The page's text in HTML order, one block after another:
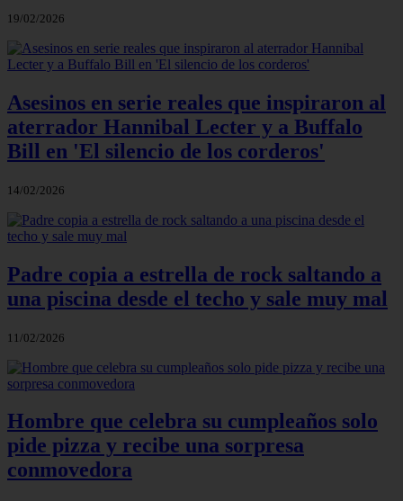
19/02/2026
Asesinos en serie reales que inspiraron al
aterrador Hannibal Lecter y a Buffalo
Bill en 'El silencio de los corderos'
14/02/2026
Padre copia a estrella de rock saltando a
una piscina desde el techo y sale muy mal
11/02/2026
Hombre que celebra su cumpleaños solo
pide pizza y recibe una sorpresa
conmovedora